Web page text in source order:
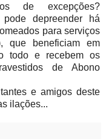
de excepções?
depreender há
para serviços
que beneficiam em
todo e recebem os
de Abono
e amigos deste
ilações...